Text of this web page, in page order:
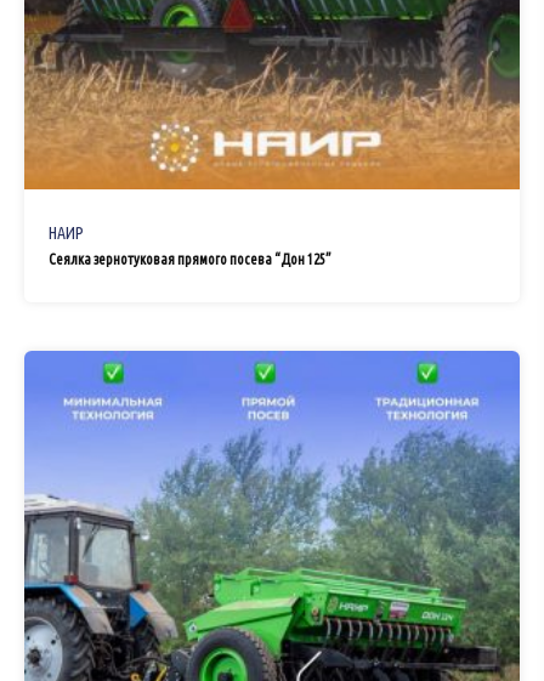
НАИР
Сеялка зернотуковая прямого посева “Дон 125”